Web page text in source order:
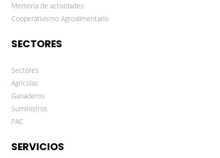
Memoria de actividades
Cooperativismo Agroalimentario
SECTORES
Sectores
Agrícolas
Ganaderos
Suministros
PAC
SERVICIOS